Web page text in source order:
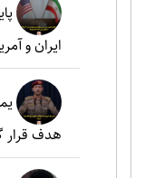
ایران و
هدف قرار